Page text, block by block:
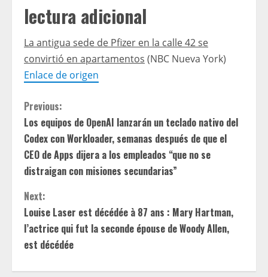
lectura adicional
La antigua sede de Pfizer en la calle 42 se
convirtió en apartamentos (NBC Nueva York)
Enlace de origen
C
o
n
t
i
n
Previous:
Los equipos de OpenAI lanzarán un teclado nativo del
Codex con Workloader, semanas después de que el
CEO de Apps dijera a los empleados “que no se
distraigan con misiones secundarias”
Next:
Louise Laser est décédée à 87 ans : Mary Hartman,
l’actrice qui fut la seconde épouse de Woody Allen,
est décédée